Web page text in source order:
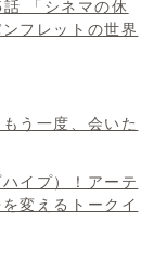
話 「シネマの休
フレットの世界
う一度、会いた
イプ）！アーテ
変えるトークイ